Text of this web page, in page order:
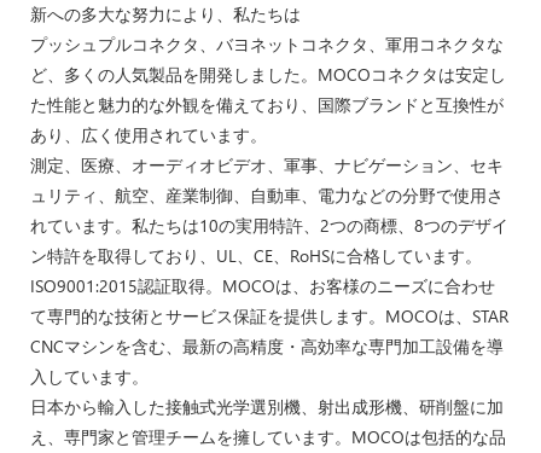
新への多大な努力により、私たちは
プッシュプルコネクタ、バヨネットコネクタ、軍用コネクタな
ど、多くの人気製品を開発しました。MOCOコネクタは安定し
た性能と魅力的な外観を備えており、国際ブランドと互換性が
あり、広く使用されています。
測定、医療、オーディオビデオ、軍事、ナビゲーション、セキ
ュリティ、航空、産業制御、自動車、電力などの分野で使用さ
れています。私たちは10の実用特許、2つの商標、8つのデザイ
ン特許を取得しており、UL、CE、RoHSに合格しています。
ISO9001:2015認証取得。MOCOは、お客様のニーズに合わせ
て専門的な技術とサービス保証を提供します。MOCOは、STAR
CNCマシンを含む、最新の高精度・高効率な専門加工設備を導
入しています。
日本から輸入した接触式光学選別機、射出成形機、研削盤に加
え、専門家と管理チームを擁しています。MOCOは包括的な品